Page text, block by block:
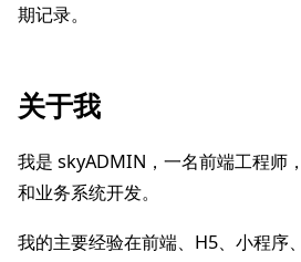
期记录。
关于我
我是 skyADMIN，一名前端工程师
和业务系统开发。
我的主要经验在前端、H5、小程序